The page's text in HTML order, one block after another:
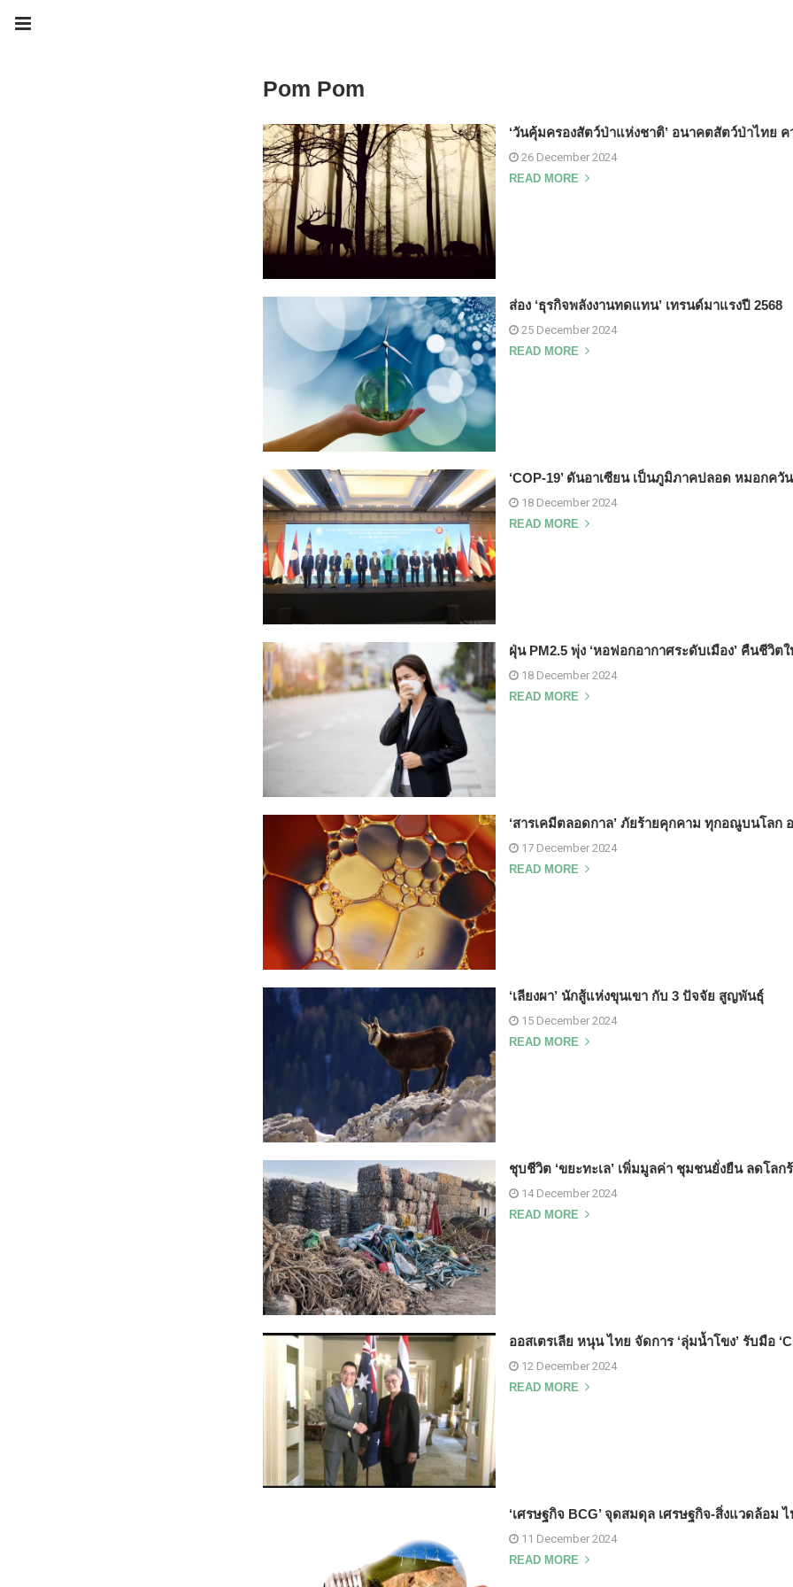
Pom Pom
‘วันคุ้มครองสัตว์ป่าแห่งชาติ’ อนาคตสัตว์ป่าไทย
26 December 2024
READ MORE
ส่อง ‘ธุรกิจพลังงานทดแทน’ เทรนด์มาแรงปี 2568
25 December 2024
READ MORE
‘COP-19’ ดันอาเซียน เป็นภูมิภาคปลอด หมอกควัน
18 December 2024
READ MORE
ฝุ่น PM2.5 พุ่ง ‘หอฟอกอากาศระดับเมือง’ คืนชีวิต
18 December 2024
READ MORE
‘สารเคมีตลอดกาล’ ภัยร้ายคุกคาม ทุกอณูบนโล
17 December 2024
READ MORE
‘เลียงผา’ นักสู้แห่งขุนเขา กับ 3 ปัจจัย สูญพันธุ์
15 December 2024
READ MORE
ชุบชีวิต ‘ขยะทะเล’ เพิ่มมูลค่า ชุมชนยั่งยืน ลดโลก
14 December 2024
READ MORE
ออสเตรเลีย หนุน ไทย จัดการ ‘ลุ่มน้ำโขง’ รับมือ
12 December 2024
READ MORE
‘เศรษฐกิจ BCG’ จุดสมดุล เศรษฐกิจ-สิ่งแวดล้อม
11 December 2024
READ MORE